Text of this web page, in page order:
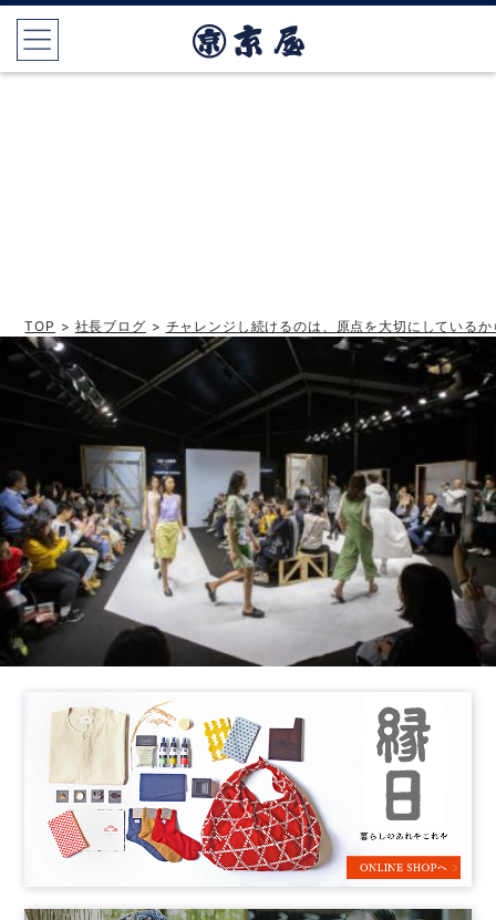
TOP > 社長ブログ > チャレンジし続けるのは、原点を大切にしているか